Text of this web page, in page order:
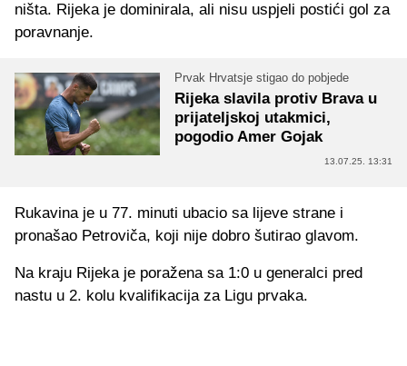
ništa. Rijeka je dominirala, ali nisu uspjeli postići gol za
poravnanje.
Prvak Hrvatsje stigao do pobjede
Rijeka slavila protiv Brava u
prijateljskoj utakmici,
pogodio Amer Gojak
13.07.25. 13:31
Rukavina je u 77. minuti ubacio sa lijeve strane i
pronašao Petroviča, koji nije dobro šutirao glavom.
Na kraju Rijeka je poražena sa 1:0 u generalci pred
nastu u 2. kolu kvalifikacija za Ligu prvaka.